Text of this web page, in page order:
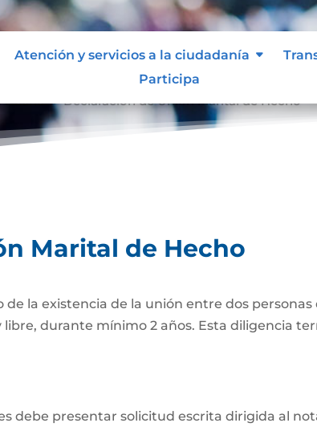
Atención y servicios a la ciudadanía
Participa
Marital de Hecho
la existencia de la unión entre dos
durante mínimo 2 años. Esta diligencia
debe presentar solicitud escrita dirigida al